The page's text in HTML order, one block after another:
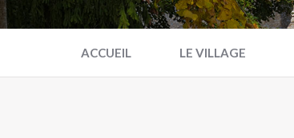
ACCUEIL LE VILLAGE